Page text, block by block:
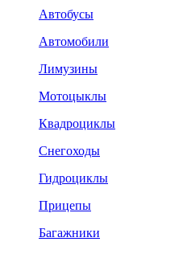
Автобусы
Автомобили
Лимузины
Мотоцыклы
Квадроциклы
Снегоходы
Гидроциклы
Прицепы
Багажники